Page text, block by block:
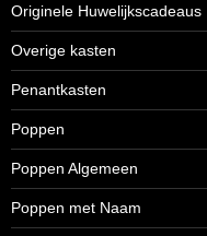
Originele Huwelijkscadeaus
Overige kasten
Penantkasten
Poppen
Poppen Algemeen
Poppen met Naam